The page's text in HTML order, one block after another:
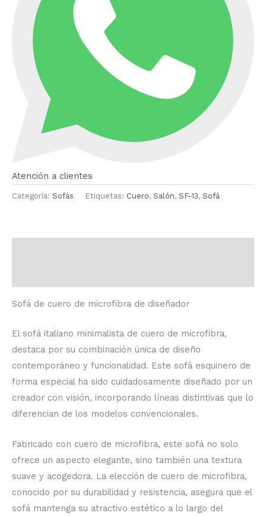
Atención a clientes
Categoría: Sofás Etiquetas: Cuero, Salón, SF-13, Sofá
Sofá de cuero de microfibra de diseñador
El sofá italiano minimalista de cuero de microfibra,
destaca por su combinación única de diseño
contemporáneo y funcionalidad. Este sofá esquinero de
forma especial ha sido cuidadosamente diseñado por un
creador con visión, incorporando líneas distintivas que lo
diferencian de los modelos convencionales.
Fabricado con cuero de microfibra, este sofá no solo
ofrece un aspecto elegante, sino también una textura
suave y acogedora. La elección de cuero de microfibra,
conocido por su durabilidad y resistencia, asegura que el
sofá mantenga su atractivo estético a lo largo del